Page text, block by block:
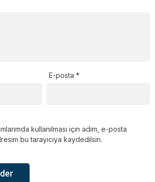
E-posta*
kullanılması için adım, e-posta
bu tarayıcıya kaydedilsin.